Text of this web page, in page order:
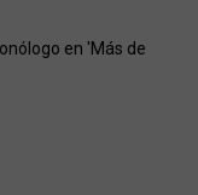
en 'Más de